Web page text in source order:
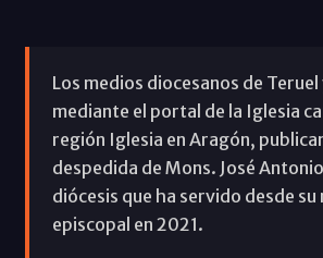
Los medios diocesanos de
mediante el portal de la Iglesia
región Iglesia en Aragón,
despedida de Mons. José
diócesis que ha servido desde
episcopal en 2021.